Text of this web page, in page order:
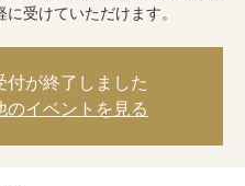
に受けていただけます。
付が終了しました
のイベントを見る